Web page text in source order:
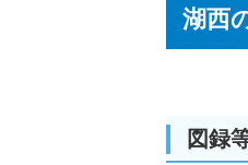
湖西
図録